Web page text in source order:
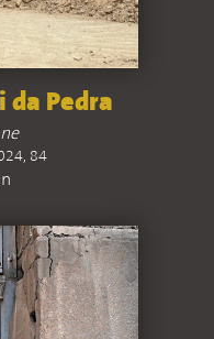
da Pedra
84